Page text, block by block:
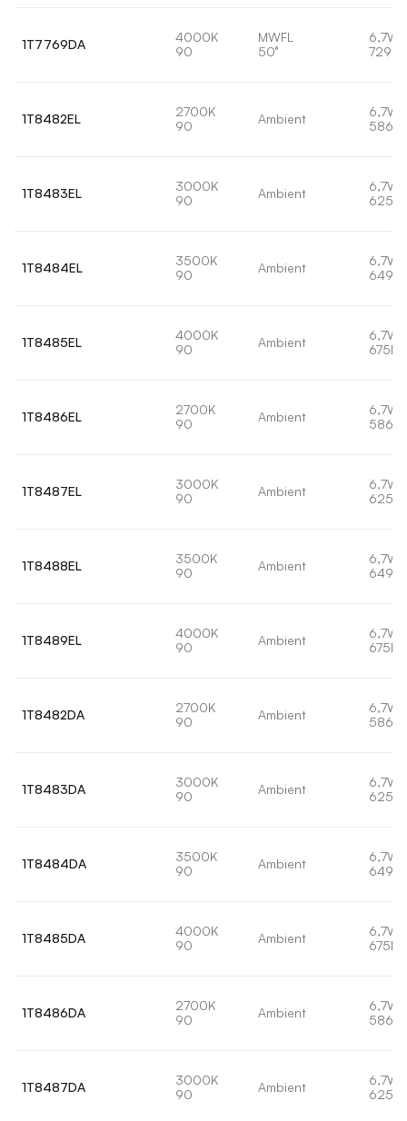
1T7769DA
4000K
90
MWFL
50°
6,7W
729lm
1T8482EL
2700K
90
Ambient
6,7W
586lm
1T8483EL
3000K
90
Ambient
6,7W
625lm
1T8484EL
3500K
90
Ambient
6,7W
649lm
1T8485EL
4000K
90
Ambient
6,7W
675lm
1T8486EL
2700K
90
Ambient
6,7W
586lm
1T8487EL
3000K
90
Ambient
6,7W
625lm
1T8488EL
3500K
90
Ambient
6,7W
649lm
1T8489EL
4000K
90
Ambient
6,7W
675lm
1T8482DA
2700K
90
Ambient
6,7W
586lm
1T8483DA
3000K
90
Ambient
6,7W
625lm
1T8484DA
3500K
90
Ambient
6,7W
649lm
1T8485DA
4000K
90
Ambient
6,7W
675lm
1T8486DA
2700K
90
Ambient
6,7W
586lm
1T8487DA
3000K
90
Ambient
6,7W
625lm